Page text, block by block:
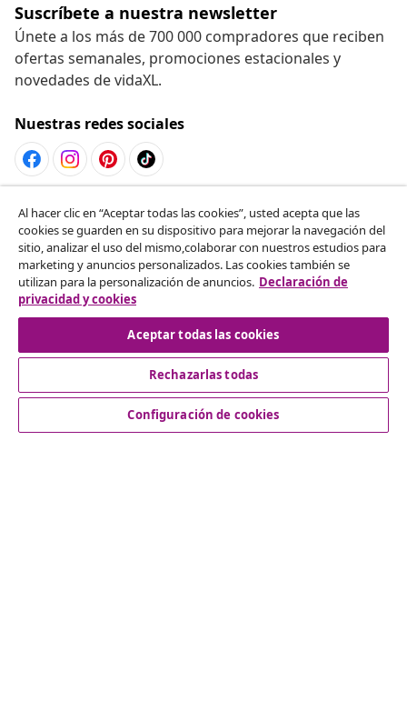
Suscríbete a nuestra newsletter
Únete a los más de 700 000 compradores que reciben
ofertas semanales, promociones estacionales y
novedades de vidaXL.
Nuestras redes sociales
Desistir del contrato
Solicita la cancelación de tu pedido.
Desistir del contrato
Servicio al Cliente
Al hacer clic en “Aceptar todas las cookies”, usted acepta que las
cookies se guarden en su dispositivo para mejorar la navegación del
sitio, analizar el uso del mismo,colaborar con nuestros estudios para
marketing y anuncios personalizados. Las cookies también se
utilizan para la personalización de anuncios. Declaración de
privacidad y cookies
Aceptar todas las cookies
Rechazarlas todas
Configuración de cookies